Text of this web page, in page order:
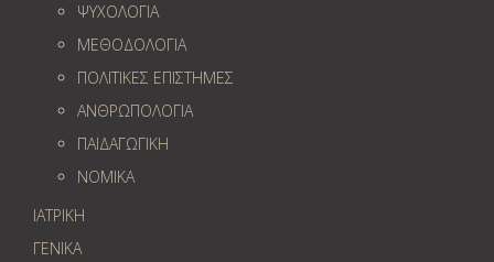
ΨΥΧΟΛΟΓΙΑ
ΜΕΘΟΔΟΛΟΓΙΑ
ΠΟΛΙΤΙΚΕΣ ΕΠΙΣΤΗΜΕΣ
ΑΝΘΡΩΠΟΛΟΓΙΑ
ΠΑΙΔΑΓΩΓΙΚΗ
ΝΟΜΙΚΑ
ΙΑΤΡΙΚΗ
ΓΕΝΙΚΑ